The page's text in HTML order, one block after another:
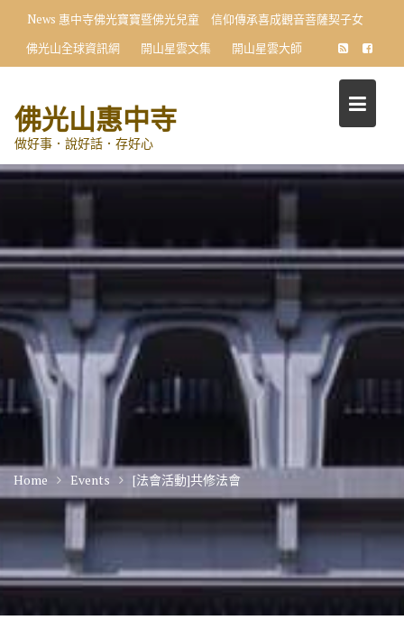
content
News 惠中寺佛光寶寶暨佛光兒童 信仰傳承喜成觀音菩薩契子女
佛光山全球資訊網
開山星雲文集 開山星雲大師
佛光山惠中寺
做好事．說好話．存好心
Home Events [法會活動]共修法會